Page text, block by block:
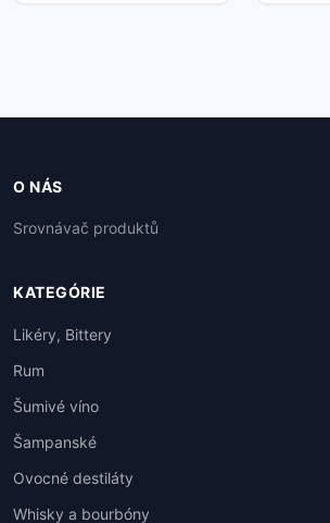
O NÁS
Srovnávač produktů
KATEGÓRIE
Likéry, Bittery
Rum
Šumivé víno
Šampanské
Ovocné destiláty
Whisky a bourbóny